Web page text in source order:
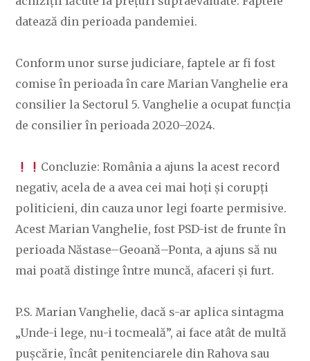
datează din perioada pandemiei.
Conform unor surse judiciare, faptele ar fi fost
comise în perioada în care Marian Vanghelie era
consilier la Sectorul 5. Vanghelie a ocupat funcția
de consilier în perioada 2020–2024.
Concluzie: România a ajuns la acest record
negativ, acela de a avea cei mai hoți și corupți
politicieni, din cauza unor legi foarte permisive.
Acest Marian Vanghelie, fost PSD-ist de frunte în
perioada Năstase–Geoană–Ponta, a ajuns să nu
mai poată distinge între muncă, afaceri și furt.
P.S. Marian Vanghelie, dacă s-ar aplica sintagma
„Unde-i lege, nu-i tocmeală”, ai face atât de multă
pușcărie, încât penitenciarele din Rahova sau